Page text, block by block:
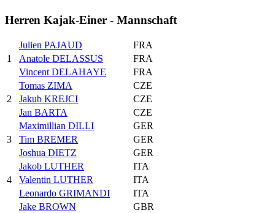
Herren Kajak-Einer - Mannschaft
1
Julien PAJAUD
FRA
Anatole DELASSUS
FRA
Vincent DELAHAYE
FRA
2
Tomas ZIMA
CZE
Jakub KREJCI
CZE
Jan BARTA
CZE
3
Maximillian DILLI
GER
Tim BREMER
GER
Joshua DIETZ
GER
4
Jakob LUTHER
ITA
Valentin LUTHER
ITA
Leonardo GRIMANDI
ITA
Jake BROWN
GBR